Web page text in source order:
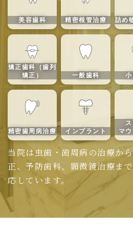
当院は虫歯・歯周病の治療か
正、予防歯科、顕微鏡治療ま
応しています。
美容歯科 精密根管治療 詰め
矯正歯科（歯列
矯正）
一般歯科
精密歯周病治療 インプラント
マ